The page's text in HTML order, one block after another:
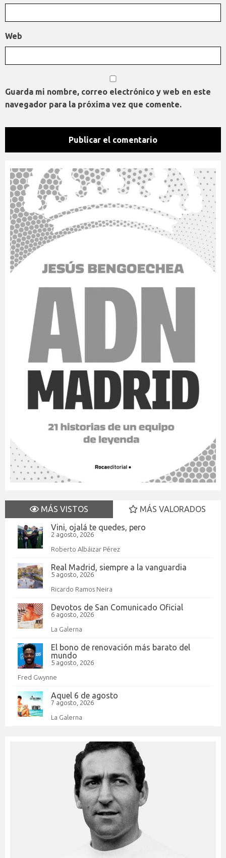
Web
Guarda mi nombre, correo electrónico y web en este
navegador para la próxima vez que comente.
MÁS VISTOS
MÁS VALORADOS
Vini, ojalá te quedes, pero
2 agosto, 2026
Roberto Albáizar Pérez
Real Madrid, siempre a la vanguardia
5 agosto, 2026
Ricardo Ramos Neira
Devotos de San Comunicado Oficial
6 agosto, 2026
La Galerna
El bono de renovación más barato del
mundo
5 agosto, 2026
Fred Gwynne
Aquel 6 de agosto
7 agosto, 2026
La Galerna